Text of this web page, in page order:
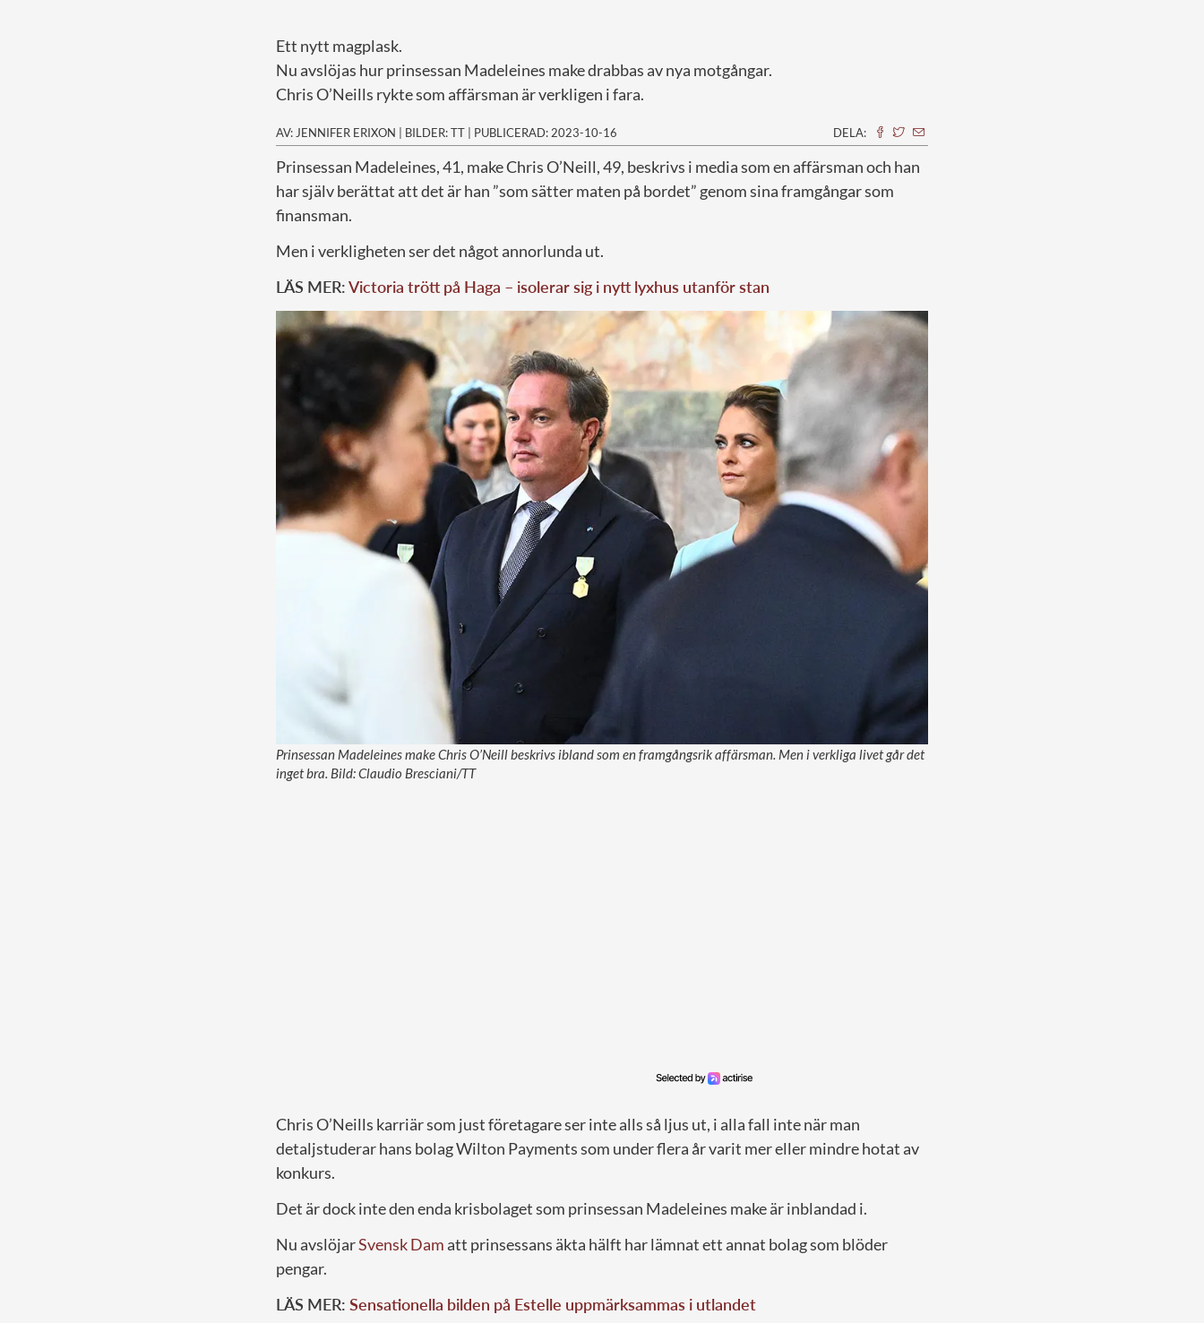
Ett nytt magplask.
Nu avslöjas hur prinsessan Madeleines make drabbas av nya motgångar.
Chris O’Neills rykte som affärsman är verkligen i fara.
AV: JENNIFER ERIXON | BILDER: TT | PUBLICERAD: 2023-10-16 DELA:
Prinsessan Madeleines, 41, make Chris O’Neill, 49, beskrivs i media som en affärsman och han
har själv berättat att det är han ”som sätter maten på bordet” genom sina framgångar som
finansman.
Men i verkligheten ser det något annorlunda ut.
LÄS MER:Victoria trött på Haga – isolerar sig i nytt lyxhus utanför stan
Prinsessan Madeleines make Chris O’Neill beskrivs ibland som en framgångsrik affärsman. Men i verkliga livet går det
inget bra. Bild: Claudio Bresciani/TT
Chris O’Neills karriär som just företagare ser inte alls så ljus ut, i alla fall inte när man
detaljstuderar hans bolag Wilton Payments som under flera år varit mer eller mindre hotat av
konkurs.
Det är dock inte den enda krisbolaget som prinsessan Madeleines make är inblandad i.
Nu avslöjarSvensk Dam att prinsessans äkta hälft har lämnat ett annat bolag som blöder
pengar.
LÄS MER: Sensationella bilden på Estelle uppmärksammas i utlandet